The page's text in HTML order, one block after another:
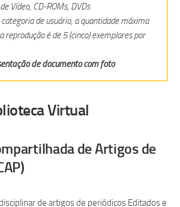
Vídeo, CD-ROMs, DVDs
de usuário, a quantidade máxima
reprodução é de 5 (cinco) exemplares por
de documento com foto
Virtual
de Artigos de
de artigos de periódicos Editados e